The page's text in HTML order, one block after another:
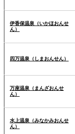
伊香保温泉（いかほおんせ
ん）
四万温泉（しまおんせん）
万座温泉（まんざおんせ
ん）
水上温泉（みなかみおんせ
ん）